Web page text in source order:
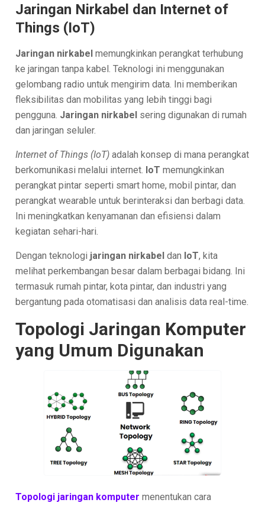
Jaringan Nirkabel dan Internet of
Things (IoT)
Jaringan nirkabel memungkinkan perangkat terhubung
ke jaringan tanpa kabel. Teknologi ini menggunakan
gelombang radio untuk mengirim data. Ini memberikan
fleksibilitas dan mobilitas yang lebih tinggi bagi
pengguna. Jaringan nirkabel sering digunakan di rumah
dan jaringan seluler.
Internet of Things (IoT) adalah konsep di mana perangkat
berkomunikasi melalui internet. IoT memungkinkan
perangkat pintar seperti smart home, mobil pintar, dan
perangkat wearable untuk berinteraksi dan berbagi data.
Ini meningkatkan kenyamanan dan efisiensi dalam
kegiatan sehari-hari.
Dengan teknologi jaringan nirkabel dan IoT, kita
melihat perkembangan besar dalam berbagai bidang. Ini
termasuk rumah pintar, kota pintar, dan industri yang
bergantung pada otomatisasi dan analisis data real-time.
Topologi Jaringan Komputer
yang Umum Digunakan
Topologi jaringan komputer menentukan cara